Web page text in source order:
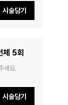
시술담기
체 5회
세요.
시술담기